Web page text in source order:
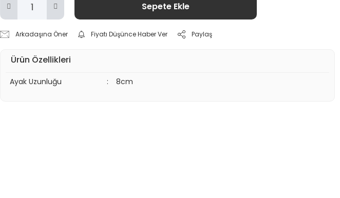
Sepete Ekle
Arkadaşına Öner Fiyatı Düşünce Haber Ver Paylaş
Ürün Özellikleri
Ayak Uzunluğu : 8cm